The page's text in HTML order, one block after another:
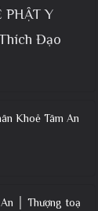
PHẬT Y
Đạo
Khoẻ Tâm An
│ Thượng toạ